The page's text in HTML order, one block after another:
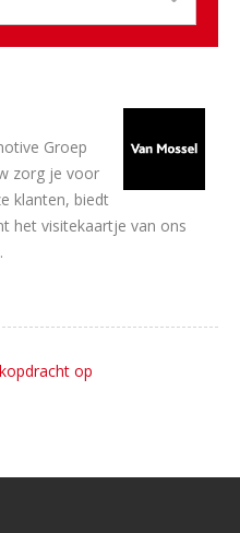
Groep
zorg je voor
klanten, biedt
het visitekaartje van ons
op